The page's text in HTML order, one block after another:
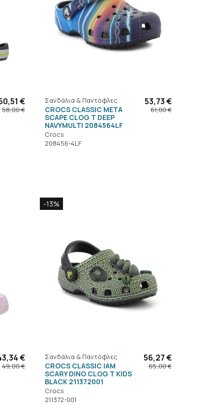
€
58,00 €
Σανδάλια & Παντόφλες
CROCS CLASSIC META
SCAPE CLOG T DEEP
NAVYMULTI 2084564LF
Crocs
208456-4LF
53,73 €
61,00 €
€
49,00 €
-13%
Σανδάλια & Παντόφλες
CROCS CLASSIC IAM
SCARY DINO CLOG T KIDS
BLACK 211372001
Crocs
211372-001
56,27 €
65,00 €